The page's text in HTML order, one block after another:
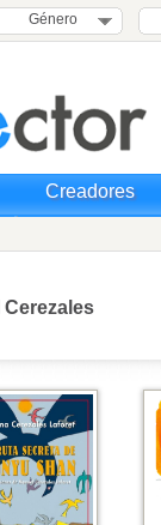
Género
Creadores
Cerezales